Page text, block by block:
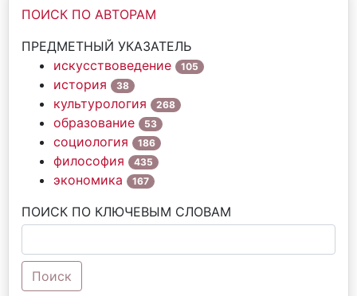
ПОИСК ПО АВТОРАМ
ПРЕДМЕТНЫЙ УКАЗАТЕЛЬ
искусствоведение
105
история 38
культурология 268
образование 53
социология 186
философия 435
экономика 167
ПОИСК ПО КЛЮЧЕВЫМ СЛОВАМ
Поиск